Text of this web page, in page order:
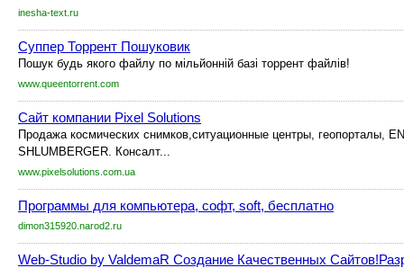
inesha-text.ru
Суппер Торрент Пошуковик
Пошук будь якого файлу по мільйонній базі торрент файлів!
www.queentorrent.com
Сайт компании Pixel Solutions
Продажа космических снимков,ситуационные центры, геопорталы,
SHLUMBERGER. Консалт...
www.pixelsolutions.com.ua
Программы для компьютера, софт, soft, бесплатно
dimon315920.narod2.ru
Web-Studio by ValdemaR Создание Качественных